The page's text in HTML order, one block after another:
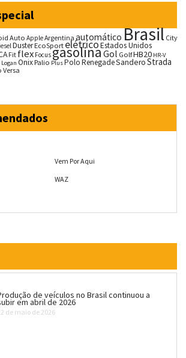
Auto AppleArgentina automáticoBrasil City
DusterEcoSportelétricoEstados Unidos
Fit flex FocusgasolinaGol GolfHB20 HR-V
Logan OnixPalio PlusPoloRenegadeSanderoStrada
Versa
Vem Por Aqui
WAZ
de veículos no Brasil continuou a
em abril de 2026
de maio de 2026